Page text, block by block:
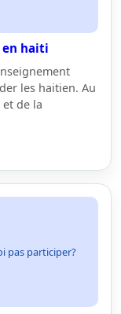
en haiti
les haitien. Au
de la
pas participer?